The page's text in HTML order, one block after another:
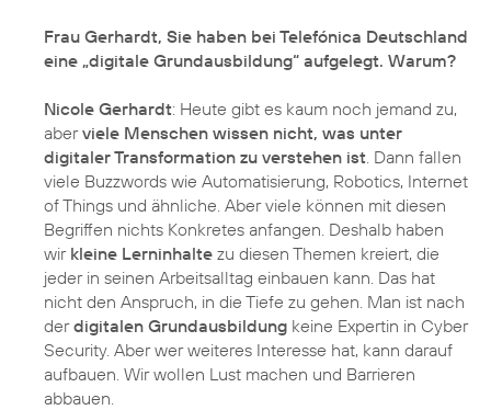
Frau Gerhardt, Sie haben bei Telefónica Deutschland
eine „digitale Grundausbildung“ aufgelegt. Warum?
Nicole Gerhardt: Heute gibt es kaum noch jemand zu,
aberviele Menschen wissen nicht, was unter
digitaler Transformation zu verstehen ist . Dann fallen
viele Buzzwords wie Automatisierung, Robotics, Internet
of Things und ähnliche. Aber viele können mit diesen
Begriffen nichts Konkretes anfangen. Deshalb haben
wir kleine Lerninhalte zu diesen Themen kreiert, die
jeder in seinen Arbeitsalltag einbauen kann. Das hat
nicht den Anspruch, in die Tiefe zu gehen. Man ist nach
derdigitalen Grundausbildung keine Expertin in Cyber
Security. Aber wer weiteres Interesse hat, kann darauf
aufbauen. Wir wollen Lust machen und Barrieren
abbauen.